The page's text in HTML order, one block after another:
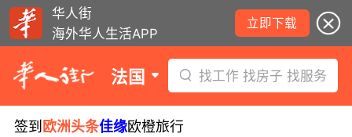
华人街
海外华人生活APP
立即下载
法国 找工作 找房子 找服务
签到 欧洲头条佳缘欧橙旅行